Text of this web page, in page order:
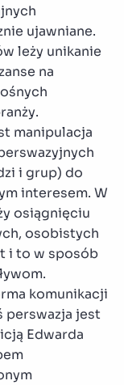
ujawniane.
leży unikanie
na
manipulacja
i grup) do
interesem. W
osiągnięciu
osobistych
i to w sposób
komunikacji
perswazja jest
Edwarda